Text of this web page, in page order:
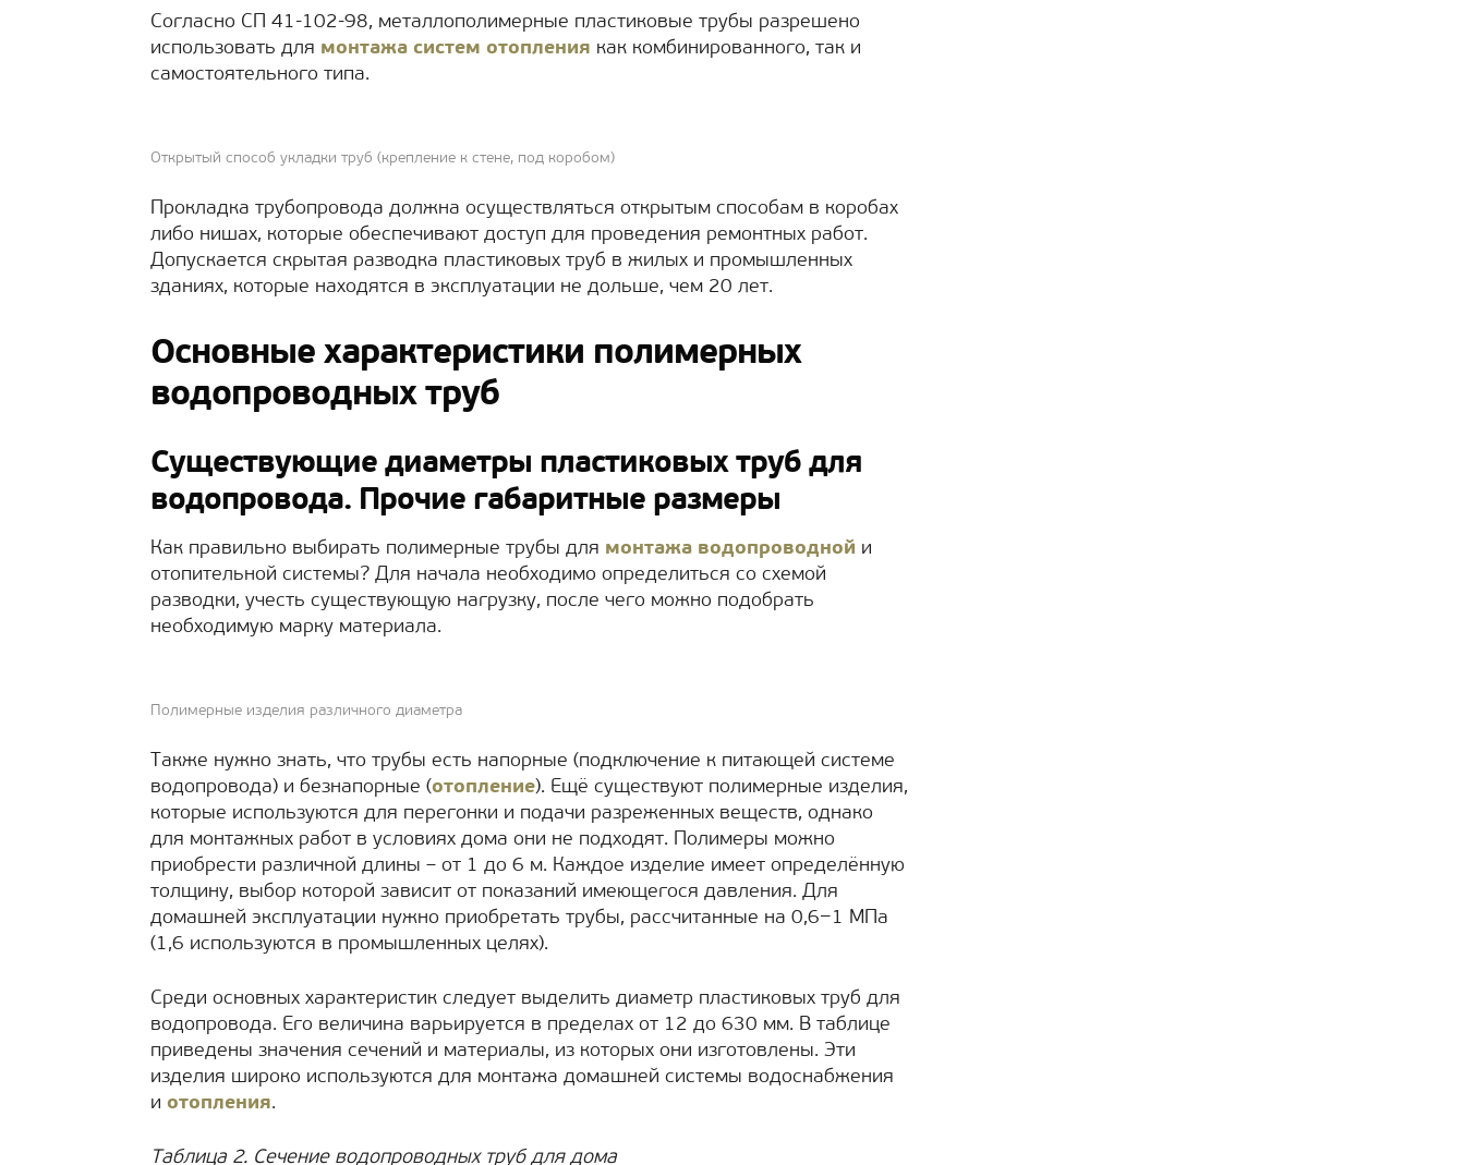
Согласно СП 41-102-98, металлополимерные пластиковые трубы разрешено
использовать для монтажа систем отопления как комбинированного, так и
самостоятельного типа.
Открытый способ укладки труб (крепление к стене, под коробом)
Прокладка трубопровода должна осуществляться открытым способам в коробах
либо нишах, которые обеспечивают доступ для проведения ремонтных работ.
Допускается скрытая разводка пластиковых труб в жилых и промышленных
зданиях, которые находятся в эксплуатации не дольше, чем 20 лет.
Основные характеристики полимерных
водопроводных труб
Существующие диаметры пластиковых труб для
водопровода. Прочие габаритные размеры
Как правильно выбирать полимерные трубы для монтажа водопроводной и
отопительной системы? Для начала необходимо определиться со схемой
разводки, учесть существующую нагрузку, после чего можно подобрать
необходимую марку материала.
Полимерные изделия различного диаметра
Также нужно знать, что трубы есть напорные (подключение к питающей системе
водопровода) и безнапорные (отопление). Ещё существуют полимерные изделия,
которые используются для перегонки и подачи разреженных веществ, однако
для монтажных работ в условиях дома они не подходят. Полимеры можно
приобрести различной длины – от 1 до 6 м. Каждое изделие имеет определённую
толщину, выбор которой зависит от показаний имеющегося давления. Для
домашней эксплуатации нужно приобретать трубы, рассчитанные на 0,6−1 МПа
(1,6 используются в промышленных целях).
Среди основных характеристик следует выделить диаметр пластиковых труб для
водопровода. Его величина варьируется в пределах от 12 до 630 мм. В таблице
приведены значения сечений и материалы, из которых они изготовлены. Эти
изделия широко используются для монтажа домашней системы водоснабжения
и отопления.
Таблица 2. Сечение водопроводных труб для дома